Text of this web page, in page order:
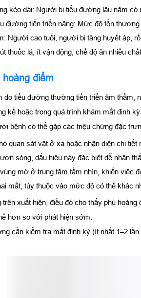
kéo dài: Người bị tiểu đường lâu năm
đường tiến triển nặng: Mức độ tổn
Người cao tuổi, người bị tăng huyết áp,
thuốc lá, ít vận động, chế độ ăn nhiều
hoàng điểm
do tiểu đường thường tiến triển âm
kể hoặc trong quá trình khám mắt định kỳ.
bệnh có thể gặp các triệu chứng đặc
quan sát vật ở xa hoặc nhận diện chi tiết
sóng, dấu hiệu này đặc biệt dễ nhận
mờ ở trung tâm tầm nhìn, khiến việc
mắt, tùy thuộc vào mức độ có thể khác
xuất hiện, điều đó cho thấy phù
hơn so với phát hiện sớm.
cần kiểm tra mắt định kỳ (ít nhất 1–2